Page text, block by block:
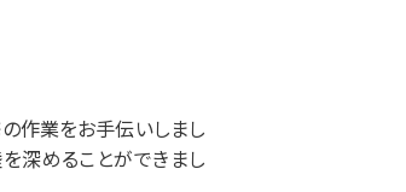
作業をお手伝いしまし
深めることができまし